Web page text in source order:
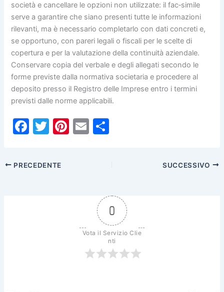
società e cancellare le opzioni non utilizzate: il fac‑simile
serve a garantire che siano presenti tutte le informazioni
rilevanti, ma è necessario completarlo con dati concreti e,
se opportuno, con pareri legali o fiscali per le scelte di
copertura e per la valutazione della continuità aziendale.
Conservare copia del verbale e degli allegati secondo le
forme previste dalla normativa societaria e procedere al
deposito presso il Registro delle Imprese entro i termini
previsti dalle norme applicabili.
F
c
e
T
itt
er
Pi E
di
PRECEDENTE SUCCESSIVO
0
Vota il Servizio Clie
nti